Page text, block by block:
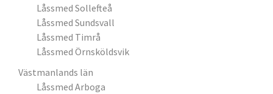
Låssmed Sollefteå
Låssmed Sundsvall
Låssmed Timrå
Låssmed Örnsköldsvik
Västmanlands län
Låssmed Arboga